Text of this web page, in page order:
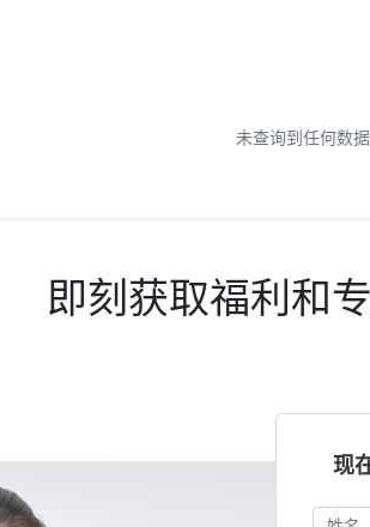
未查询到任何数据
即刻获取福利和
现